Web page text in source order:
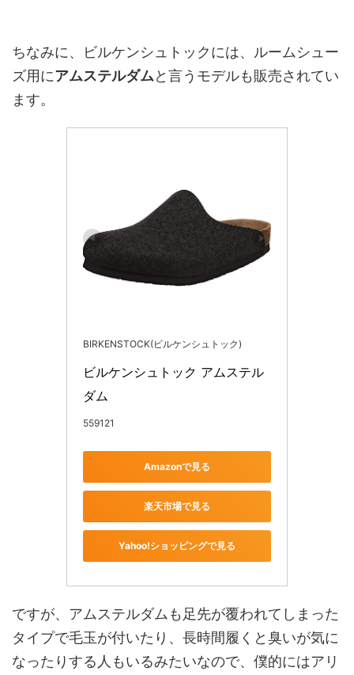
ちなみに、ビルケンシュトックには、ルームシュー
ズ用にアムステルダムと言うモデルも販売されてい
ます。
BIRKENSTOCK(ビルケンシュトック)
ビルケンシュトック アムステル
ダム
559121
Amazonで見る
楽天市場で見る
Yahoo!ショッピングで見る
ですが、アムステルダムも足先が覆われてしまった
タイプで毛玉が付いたり、長時間履くと臭いが気に
なったりする人もいるみたいなので、僕的にはアリ